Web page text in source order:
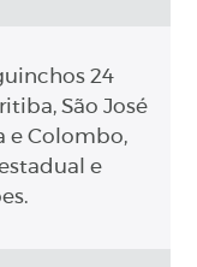
24
São José
e Colombo,
e